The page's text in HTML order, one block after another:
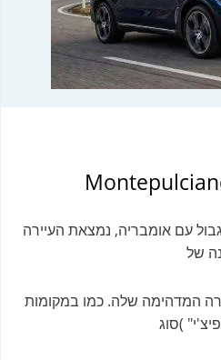
עם אומבריה, נמצאת העיירה
של
המדהימה שלה. כמו במקומות
)סוג